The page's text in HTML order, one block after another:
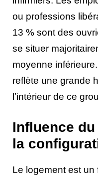
ou professions
13 % sont des
se situer
moyenne
reflète une grande
l’intérieur de ce
Influence
la
Le logement est